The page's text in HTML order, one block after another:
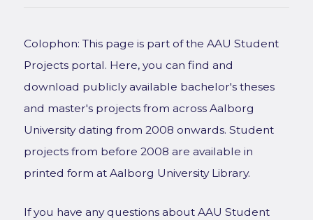
Colophon: This page is part of the AAU Student
Projects portal. Here, you can find and
download publicly available bachelor's theses
and master's projects from across Aalborg
University dating from 2008 onwards. Student
projects from before 2008 are available in
printed form at Aalborg University Library.
If you have any questions about AAU Student